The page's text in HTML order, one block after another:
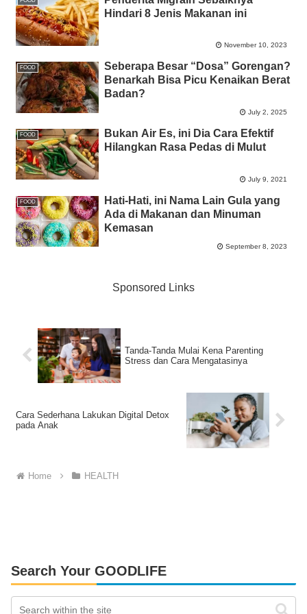
Hindari 8 Jenis Makanan ini
November 10, 2023
FOOD
Seberapa Besar “Dosa” Gorengan?
Benarkah Bisa Picu Kenaikan Berat
Badan?
July 2, 2025
FOOD
Bukan Air Es, ini Dia Cara Efektif
Hilangkan Rasa Pedas di Mulut
July 9, 2021
FOOD
Hati-Hati, ini Nama Lain Gula yang
Ada di Makanan dan Minuman
Kemasan
September 8, 2023
Sponsored Links
Tanda-Tanda Mulai Kena Parenting
Stress dan Cara Mengatasinya
Cara Sederhana Lakukan Digital Detox
pada Anak
Home HEALTH
Search Your GOODLIFE